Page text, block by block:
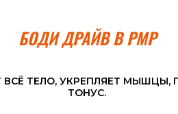
БОДИ ДРАЙВ В PMP
ТЕЛО, УКРЕПЛЯЕТ
ТОНУС.